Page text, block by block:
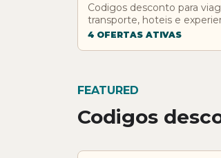
Codigos desconto para
transporte, hoteis e
4 OFERTAS ATIVAS
FEATURED
Codigos